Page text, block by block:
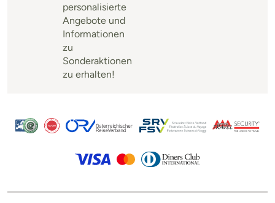
personalisierte
Angebote und
Informationen
zu
Sonderaktionen
zu erhalten!